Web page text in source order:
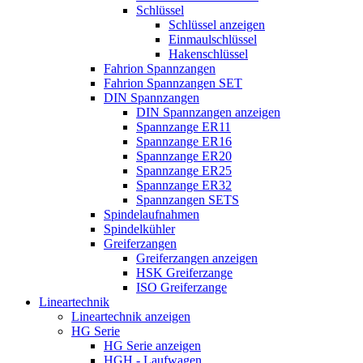
Schlüssel
Schlüssel anzeigen
Einmaulschlüssel
Hakenschlüssel
Fahrion Spannzangen
Fahrion Spannzangen SET
DIN Spannzangen
DIN Spannzangen anzeigen
Spannzange ER11
Spannzange ER16
Spannzange ER20
Spannzange ER25
Spannzange ER32
Spannzangen SETS
Spindelaufnahmen
Spindelkühler
Greiferzangen
Greiferzangen anzeigen
HSK Greiferzange
ISO Greiferzange
Lineartechnik
Lineartechnik anzeigen
HG Serie
HG Serie anzeigen
HGH - Laufwagen